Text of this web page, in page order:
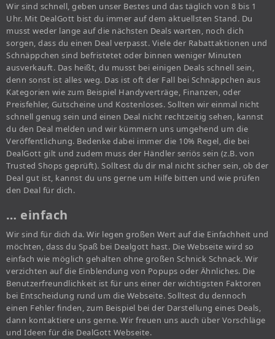
Wir sind schnell, geben unser Bestes und das täglich von 8 bis 1
Uhr. Mit DealGott bist du immer auf dem aktuellsten Stand. Du
musst weder lange auf die nächsten Deals warten, noch dich
sorgen, dass du einen Deal verpasst. Viele der Rabattaktionen und
Schnäppchen sind befristetet oder binnen weniger Minuten
ausverkauft. Das heißt, du musst bei einigen Deals schnell sein,
denn sonst ist alles weg. Das ist oft der Fall bei Schnäppchen aus
Kategorien wie zum Beispiel Handyverträge, Finanzen, oder
Preisfehler, Gutscheine und Kostenloses. Sollten wir einmal nicht
schnell genug sein und einen Deal nicht rechtzeitig sehen, kannst
du den Deal melden und wir kümmern uns umgehend um die
Veröffentlichung. Bedenke dabei immer die 10% Regel, die bei
DealGott gilt und zudem muss der Händler seriös sein (z.B. von
Trusted Shops geprüft). Solltest du dir mal nicht sicher sein, ob der
Deal gut ist, kannst du uns gerne um Hilfe bitten und wie prüfen
den Deal für dich.
… einfach
Wir sind für dich da. Wir legen großen Wert auf die Einfachheit und
möchten, dass du Spaß bei Dealgott hast. Die Webseite wird so
einfach wie möglich gehalten ohne großen Schnick Schnack. Wir
verzichten auf die Einblendung von Popups oder Ähnliches. Die
Benutzerfreundlichkeit ist für uns einer der wichtigsten Faktoren
bei Entscheidung rund um die Webseite. Solltest du dennoch
einen Fehler finden, zum Beispiel bei der Darstellung eines Deals,
dann kontaktiere uns gerne. Wir freuen uns auch über Vorschläge
und Ideen für die DealGott Webseite.